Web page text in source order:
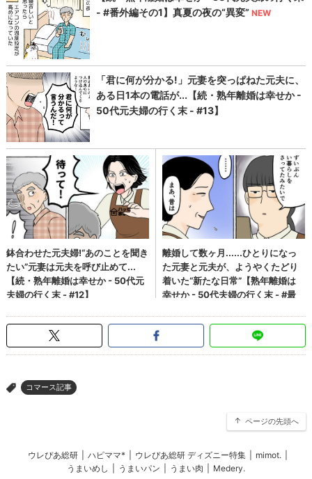
> コマース記事
ページの先頭へ
ウレぴあ総研 ハピママ* ウレぴあ総研 ディズニー特集 mimot.
うまいめし
うまいパン うまい肉 Medery.